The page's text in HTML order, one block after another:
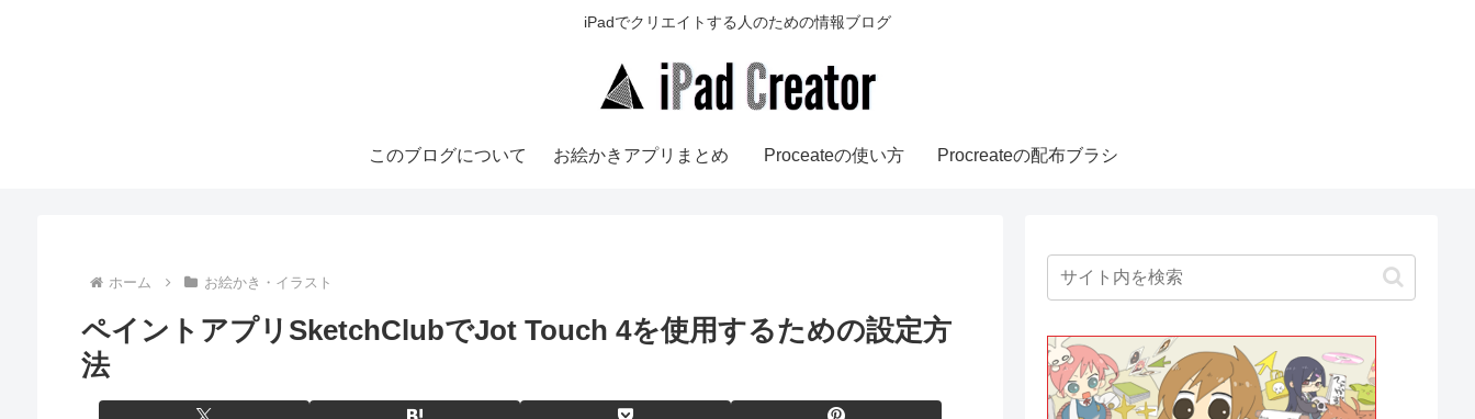
iPadでクリエイトする人のための情報ブログ
このブログについて お絵かきアプリまとめ Proceateの使い方 Procreateの配布ブラシ
ホーム お絵かき・イラスト
ペイントアプリSketchClubでJot Touch 4を使用するための設定方
法